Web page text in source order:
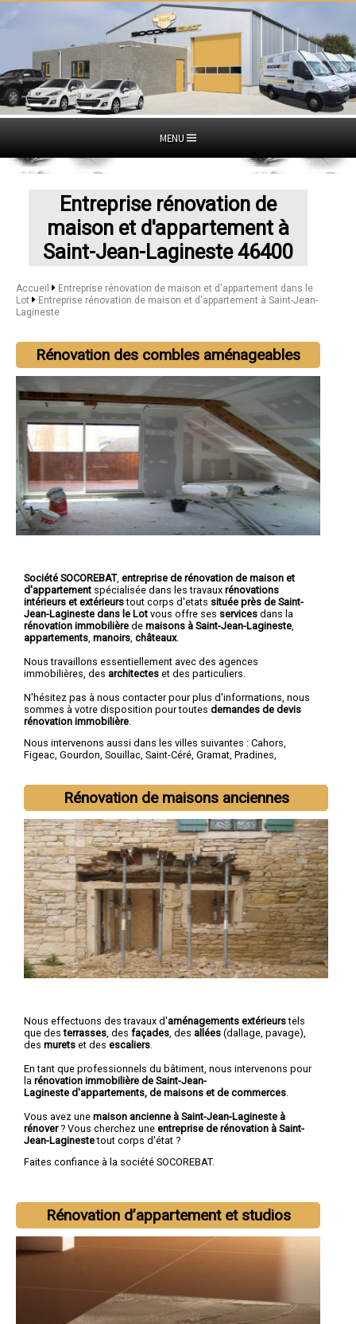
MENU
Entreprise rénovation de
maison et d'appartement à
Saint-Jean-Lagineste 46400
Accueil
Entreprise rénovation de maison et d'appartement dans le
Lot
Entreprise rénovation de maison et d'appartement à Saint-Jean-
Lagineste
Rénovation des combles aménageables
Société SOCOREBAT, entreprise de rénovation de maison et
d'appartement spécialisée dans les travaux rénovations
intérieurs et extérieurstout corps d'etats située près de Saint-
Jean-Lagineste dans le Lot vous offre ses services dans la
rénovation immobilière de maisons à Saint-Jean-Lagineste
appartements manoirs châteaux.
Nous travaillons essentiellement avec des agences
immobilières, des architectes et des particuliers.
N'hésitez pas à nous contacter pour plus d'informations, nous
sommes à votre disposition pour toutes demandes de devis
rénovation immobilière
Nous intervenons aussi dans les villes suivantes : Cahors,
Figeac, Gourdon, Souillac, Saint-Céré, Gramat, Pradines,
Rénovation de maisons anciennes
Nous effectuons des travaux d'aménagements extérieurstels
que desterrasses , des façades , des allées (dallage, pavage),
des murets et des escaliers
En tant que professionnels du bâtiment, nous intervenons pour
la rénovation immobilière de Saint-Jean-
Lagineste d'appartements, de maisons et de commerces
Vous avez une maison ancienne à Saint-Jean-Lagineste à
rénover? Vous cherchez une entreprise de rénovation à Saint-
Jean-Laginestetout corps d'état ?
Faites confiance à la société SOCOREBAT.
Rénovation d’appartement et studios